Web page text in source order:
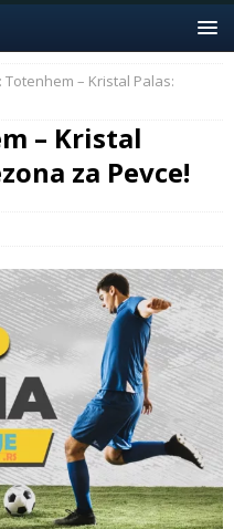
Totenhem – Kristal Palas:
– Kristal
za Pevce!